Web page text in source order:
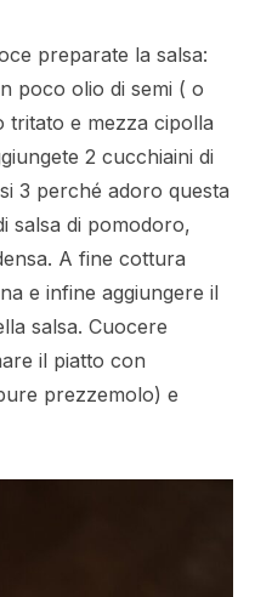
preparate la salsa:
poco olio di semi ( o
tritato e mezza cipolla
2 cucchiaini di
3 perché adoro questa
salsa di pomodoro,
A fine cottura
e infine aggiungere il
salsa. Cuocere
il piatto con
prezzemolo) e